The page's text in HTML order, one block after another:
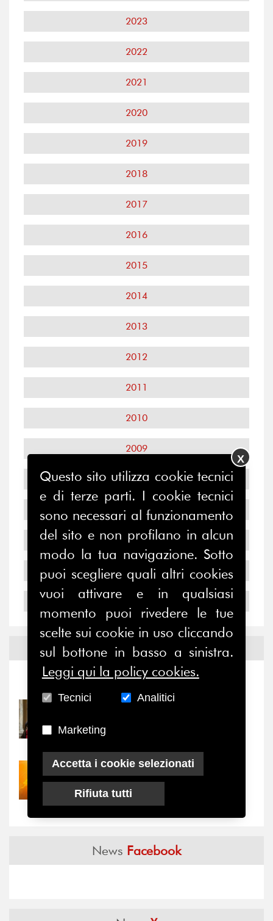
2023
2022
2021
2020
2019
2018
2017
2016
2015
2014
2013
2012
2011
2010
2009
2008
2007
2006
2005
2004
Notizie ed Eventi
Notizie-Eventi
Prima della pausa estiva,
il valore di...
Nove anni dopo la
“grande cecità”: la...
News Facebook
Questo sito utilizza cookie tecnici
e di terze parti. I cookie tecnici
sono necessari al funzionamento
del sito e non profilano in alcun
modo la tua navigazione. Sotto
puoi scegliere quali altri cookies
vuoi attivare e in qualsiasi
momento puoi rivedere le tue
scelte sui cookie in uso cliccando
sul bottone in basso a sinistra.
Leggi qui la policy cookies.
Tecnici Analitici
Marketing
Accetta i cookie selezionati
Rifiuta tutti
X